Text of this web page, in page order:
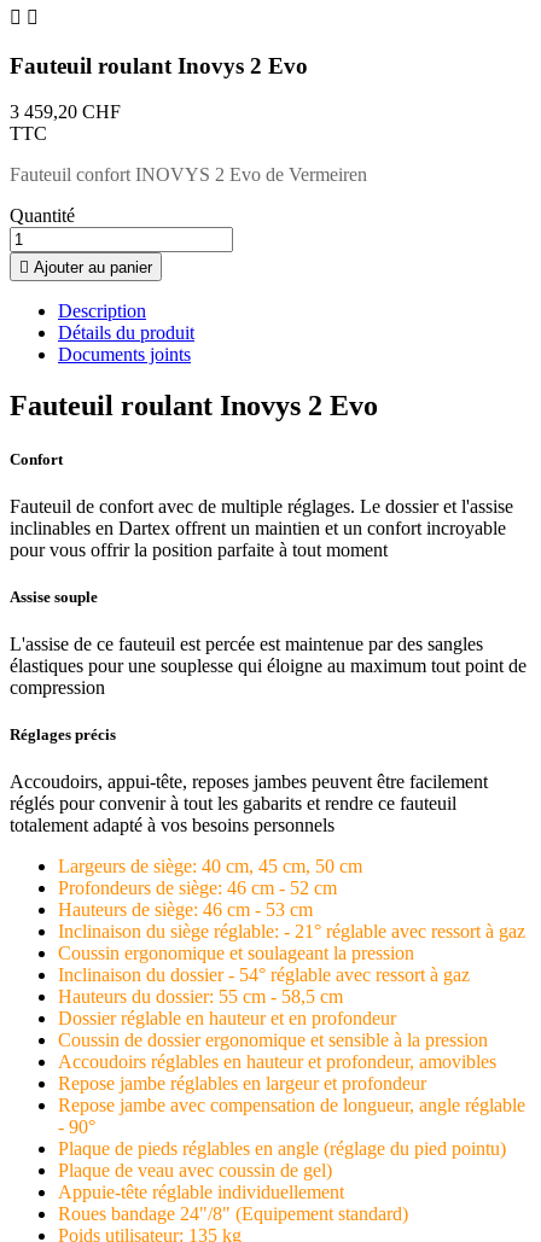
 
Fauteuil roulant Inovys 2 Evo
3 459,20 CHF
TTC
Fauteuil confort INOVYS 2 Evo de Vermeiren
Quantité
 Ajouter au panier
Description
Détails du produit
Documents joints
Fauteuil roulant Inovys 2 Evo
Confort
Fauteuil de confort avec de multiple réglages. Le dossier et l'assise
inclinables en Dartex offrent un maintien et un confort incroyable
pour vous offrir la position parfaite à tout moment
Assise souple
L'assise de ce fauteuil est percée est maintenue par des sangles
élastiques pour une souplesse qui éloigne au maximum tout point de
compression
Réglages précis
Accoudoirs, appui-tête, reposes jambes peuvent être facilement
réglés pour convenir à tout les gabarits et rendre ce fauteuil
totalement adapté à vos besoins personnels
Largeurs de siège: 40 cm, 45 cm, 50 cm
Profondeurs de siège: 46 cm - 52 cm
Hauteurs de siège: 46 cm - 53 cm
Inclinaison du siège réglable: - 21° réglable avec ressort à gaz
Coussin ergonomique et soulageant la pression
Inclinaison du dossier - 54° réglable avec ressort à gaz
Hauteurs du dossier: 55 cm - 58,5 cm
Dossier réglable en hauteur et en profondeur
Coussin de dossier ergonomique et sensible à la pression
Accoudoirs réglables en hauteur et profondeur, amovibles
Repose jambe réglables en largeur et profondeur
Repose jambe avec compensation de longueur, angle réglable
- 90°
Plaque de pieds réglables en angle (réglage du pied pointu)
Plaque de veau avec coussin de gel)
Appuie-tête réglable individuellement
Roues bandage 24"/8" (Equipement standard)
Poids utilisateur: 135 kg